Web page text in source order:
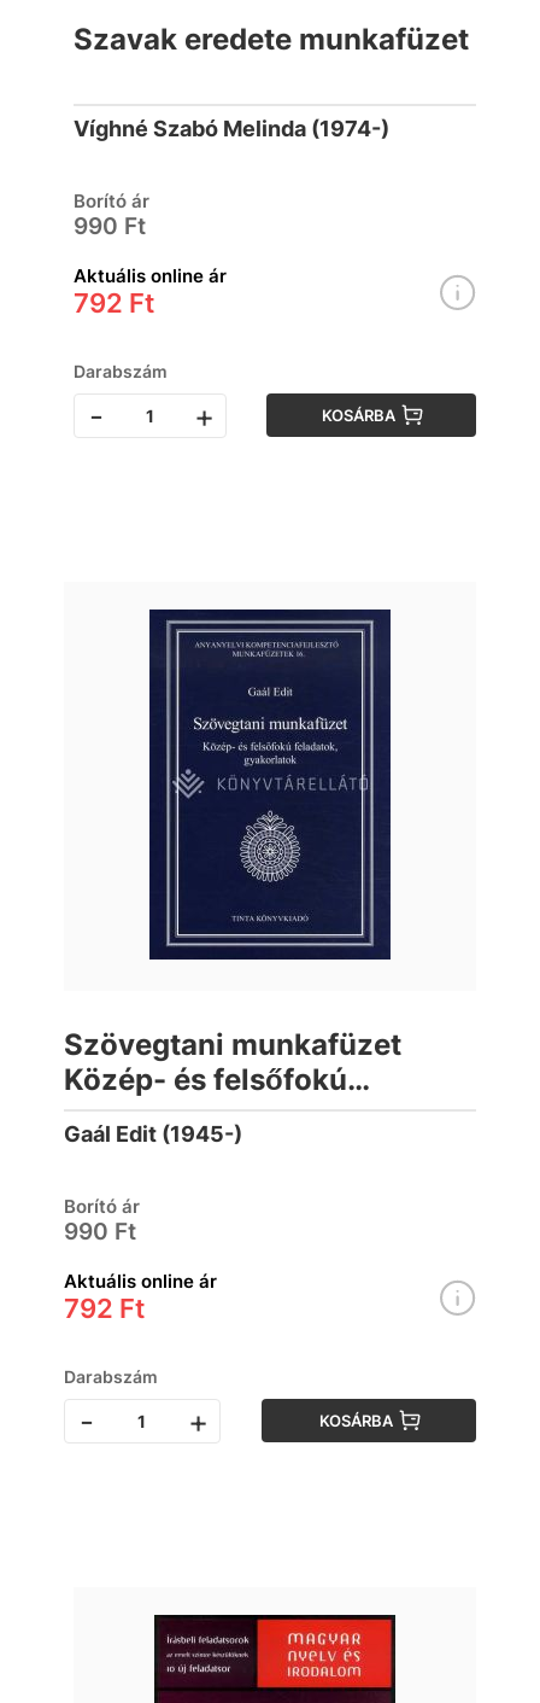
Szavak eredete munkafüzet
Víghné Szabó Melinda (1974-)
Borító ár
990 Ft
Aktuális online ár
792 Ft
Darabszám
- + KOSÁRBA
Szövegtani munkafüzet
Közép- és felsőfokú
feladatok, gyakorlatok
Gaál Edit (1945-)
Borító ár
990 Ft
Aktuális online ár
792 Ft
Darabszám
- + KOSÁRBA